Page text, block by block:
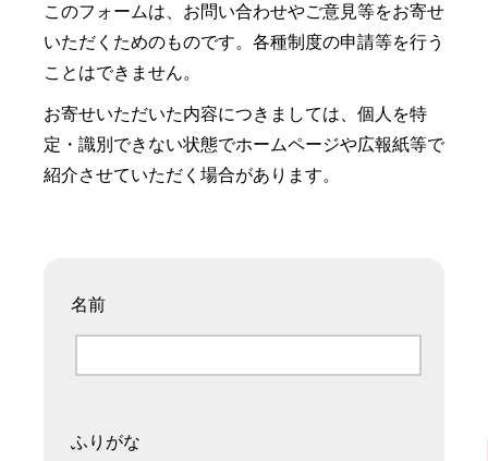
このフォームは、お問い合わせやご意見等をお寄せ
いただくためのものです。各種制度の申請等を行う
ことはできません。
お寄せいただいた内容につきましては、個人を特
定・識別できない状態でホームページや広報紙等で
紹介させていただく場合があります。
名前
ふりがな